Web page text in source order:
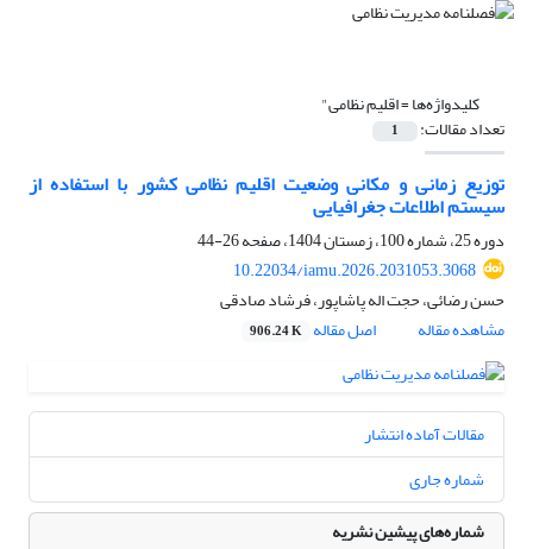
کلیدواژه‌ها =اقلیم نظامی"
تعداد مقالات: 1
توزیع زمانی و مکانی وضعیت اقلیم نظامی کشور با استفاده از
سیستم اطلاعات جغرافیایی
دوره 25، شماره 100، زمستان 1404، صفحه
26-44
10.22034/iamu.2026.2031053.3068
حسن رضائی، حجت اله پاشاپور، فرشاد صادقی
مشاهده مقاله
اصل مقاله 906.24 K
مقالات آماده انتشار
شماره جاری
شماره‌های پیشین نشریه